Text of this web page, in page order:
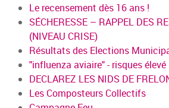
Le recensement dès 16 ans !
SÉCHERESSE – RAPPEL DES
(NIVEAU CRISE)
Résultats des Elections
"influenza aviaire" - risques élevé
DECLAREZ LES NIDS DE
Les Composteurs Collectifs